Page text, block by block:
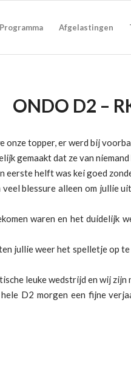
Programma Afgelastingen
ONDO D2 –
onze topper, er werd bij
gemaakt dat ze van
eerste helft was kei goed
blessure alleen om jullie
waren en het duidelijk
jullie weer het spelletje op
leuke wedstrijd en wij
D2 morgen een fijne